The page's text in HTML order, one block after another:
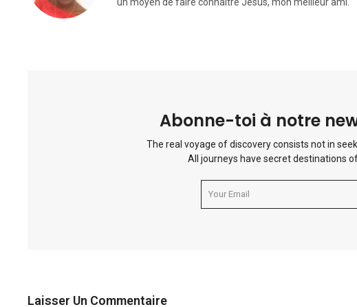
Abonne-toi à notre
The real voyage of discovery consists not in
All journeys have secret destinations
Laisser Un Commentaire